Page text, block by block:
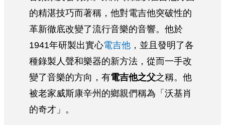
的精湛技巧而著稱，他對電吉他突破性的
革新徹底改變了流行音樂的音響。他於
1941年研製出實心電吉他 ，並且發明了各
種錄製人聲和樂器的新方法，從而一手改
變了音樂的方向，有電吉他之父之稱。他
被老家威斯康辛州的鄉親們稱為「沃基肖
的奇才」。